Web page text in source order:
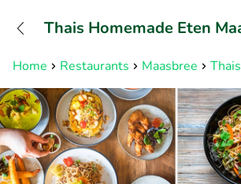
Home Restaurants Maasbree
Thais Homemade Eten